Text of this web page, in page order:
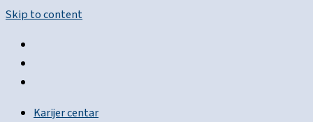
Skip to content
Karijer centar